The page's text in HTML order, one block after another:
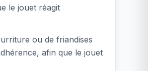
le jouet réagit
ou de friandises
afin que le jouet